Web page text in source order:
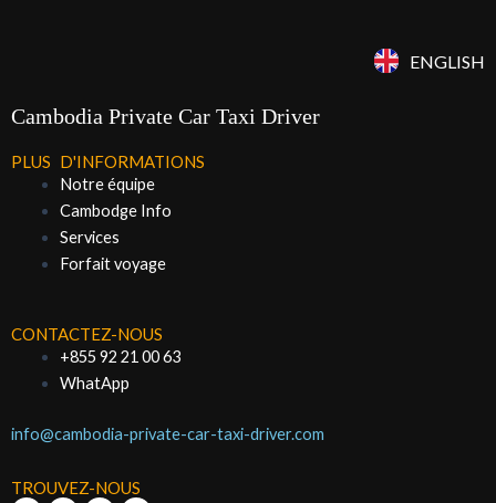
ENGLISH
Cambodia Private Car Taxi Driver
PLUS D'INFORMATIONS
Notre équipe
Cambodge Info
Services
Forfait voyage
CONTACTEZ-NOUS
+855 92 21 00 63
WhatApp
info@cambodia-private-car-taxi-driver.com
TROUVEZ-NOUS